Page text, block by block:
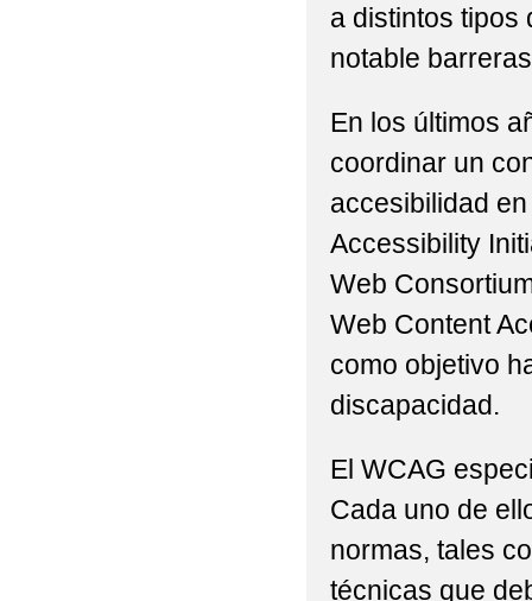
a distintos tipos
notable
En los últimos
coordinar un
accesibilidad
Accessibility
Web
Web Content
como objetivo
discapacidad.
El WCAG
Cada uno de
normas, tales
técnicas que